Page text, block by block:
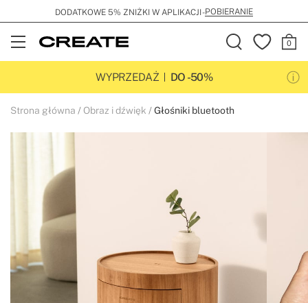
DODATKOWE 5% ZNIŻKI W APLIKACJI -POBIERANIE
Open
Menu
WYPRZEDAŻ
DO -50%
Strona główna Obraz i dźwięk Głośniki bluetooth